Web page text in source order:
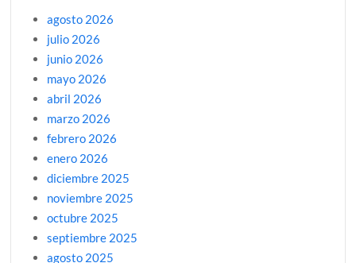
agosto 2026
julio 2026
junio 2026
mayo 2026
abril 2026
marzo 2026
febrero 2026
enero 2026
diciembre 2025
noviembre 2025
octubre 2025
septiembre 2025
agosto 2025